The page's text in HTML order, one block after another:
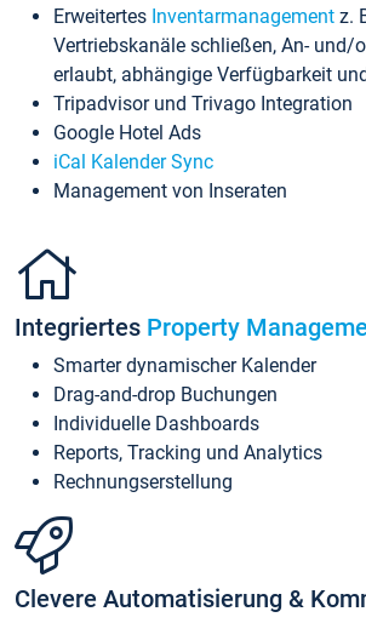
Erweitertes Inventarmanagement z.
Vertriebskanäle schließen, An- und/
erlaubt, abhängige Verfügbarkeit
Tripadvisor und Trivago Integration
Google Hotel Ads
iCal Kalender Sync
Management von Inseraten
Integriertes Property
Smarter dynamischer Kalender
Drag-and-drop Buchungen
Individuelle Dashboards
Reports, Tracking und Analytics
Rechnungserstellung
Clevere Automatisierung &